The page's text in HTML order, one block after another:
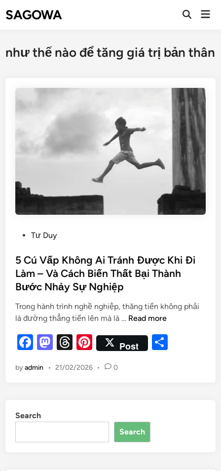
SAGOWA
như thế nào để tăng giá trị bản thân
Tư Duy
5 Cú Vấp Không Ai Tránh Được Khi Đi
Làm – Và Cách Biến Thất Bại Thành
Bước Nhảy Sự Nghiệp
Trong hành trình nghề nghiệp, thăng tiến không phải
là đường thẳng tiến lên mà là … Read more
F
c
o
o
M
to
n
T
e
s
Pi
er
Post
byadmin • 21/02/2026 • 0
Search
Search